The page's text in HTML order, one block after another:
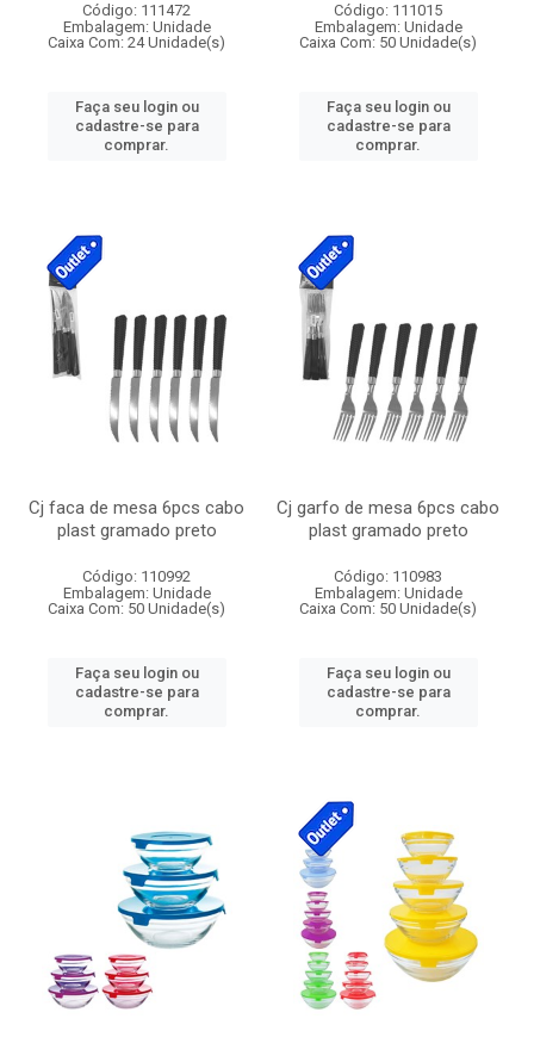
Código: 111472
Embalagem: Unidade
Caixa Com: 24 Unidade(s)
Faça seu login ou
cadastre-se para
comprar.
Código: 111015
Embalagem: Unidade
Caixa Com: 50 Unidade(s)
Faça seu login ou
cadastre-se para
comprar.
Cj faca de mesa 6pcs cabo
plast gramado preto
Código: 110992
Embalagem: Unidade
Caixa Com: 50 Unidade(s)
Faça seu login ou
cadastre-se para
comprar.
Cj garfo de mesa 6pcs cabo
plast gramado preto
Código: 110983
Embalagem: Unidade
Caixa Com: 50 Unidade(s)
Faça seu login ou
cadastre-se para
comprar.